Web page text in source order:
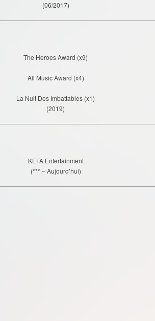
(06/2017)
The Heroes Award (x9)
All Music Award (x4)
La Nuit Des Imbattables (x1)
(2019)
KEFA Entertainment
(*** – Aujourd’hui)